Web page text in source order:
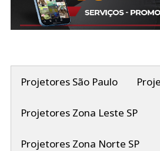
Projetores São Paulo
Projetores Zona Leste SP
Projetores Zona Norte SP